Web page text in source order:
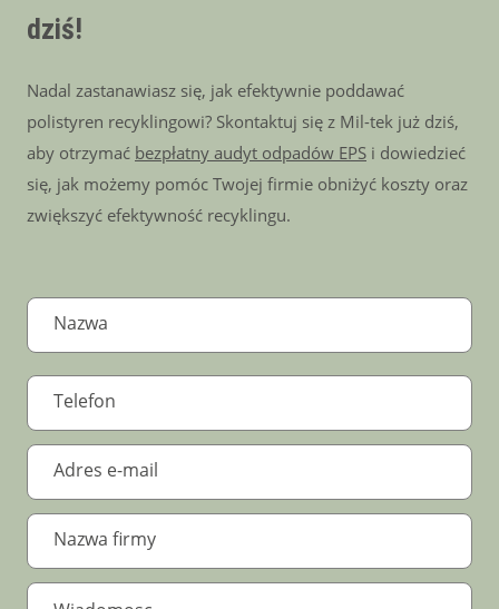
dziś!
Nadal zastanawiasz się, jak efektywnie poddawać
polistyren recyklingowi? Skontaktuj się z Mil-tek już dziś,
aby otrzymać bezpłatny audyt odpadów EPS i dowiedzieć
się, jak możemy pomóc Twojej firmie obniżyć koszty oraz
zwiększyć efektywność recyklingu.